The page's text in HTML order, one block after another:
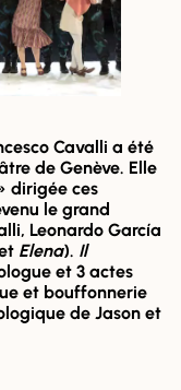
Cavalli a été
de Genève. Elle
dirigée ces
le grand
Leonardo García
Elena). Il
et 3 actes
et bouffonnerie
de Jason et